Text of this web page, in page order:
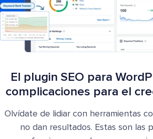
El plugin SEO para
complicaciones para el
Olvídate de lidiar con herramientas
no dan resultados. Estas son las